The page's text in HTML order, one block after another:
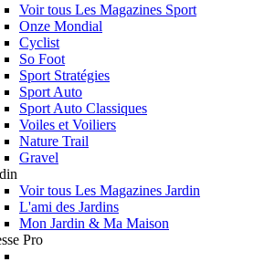
Voir tous Les Magazines Sport
Onze Mondial
Cyclist
So Foot
Sport Stratégies
Sport Auto
Sport Auto Classiques
Voiles et Voiliers
Nature Trail
Gravel
Voir tous Les Magazines Jardin
L'ami des Jardins
Mon Jardin & Ma Maison
Pro